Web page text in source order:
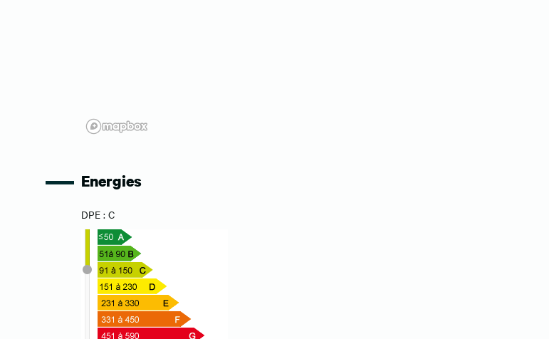
Energies
DPE : C